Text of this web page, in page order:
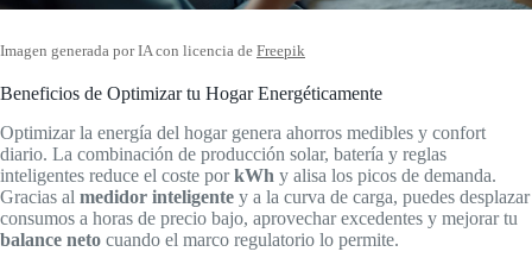
Imagen generada por IA con licencia de Freepik
Beneficios de Optimizar tu Hogar Energéticamente
Optimizar la energía del hogar genera ahorros medibles y confort
diario. La combinación de producción solar, batería y reglas
inteligentes reduce el coste porkWh y alisa los picos de demanda.
Gracias al medidor inteligente y a la curva de carga, puedes desplazar
consumos a horas de precio bajo, aprovechar excedentes y mejorar tu
balance neto cuando el marco regulatorio lo permite.